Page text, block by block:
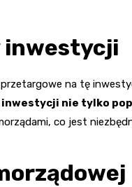
inwestycji
na tę
inwestycji nie tylko
co jest